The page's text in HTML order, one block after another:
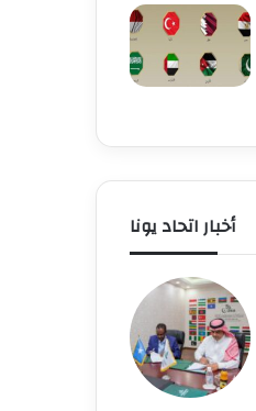
أخبار اتحاد يونا